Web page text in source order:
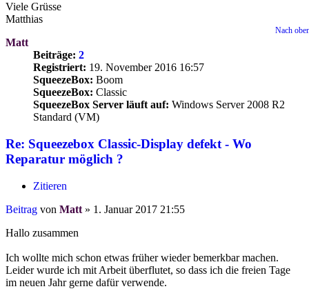
Viele Grüsse
Matthias
Nach
Matt
Beiträge: 2
Registriert: 19. November 2016 16:57
SqueezeBox: Boom
SqueezeBox: Classic
SqueezeBox Server läuft auf: Windows Server 2008 R2
Standard (VM)
Re: Squeezebox Classic-Display defekt - Wo
Reparatur möglich ?
Zitieren
Beitrag von Matt » 1. Januar 2017 21:55
Hallo zusammen
Ich wollte mich schon etwas früher wieder bemerkbar machen.
Leider wurde ich mit Arbeit überflutet, so dass ich die freien Tage
im neuen Jahr gerne dafür verwende.